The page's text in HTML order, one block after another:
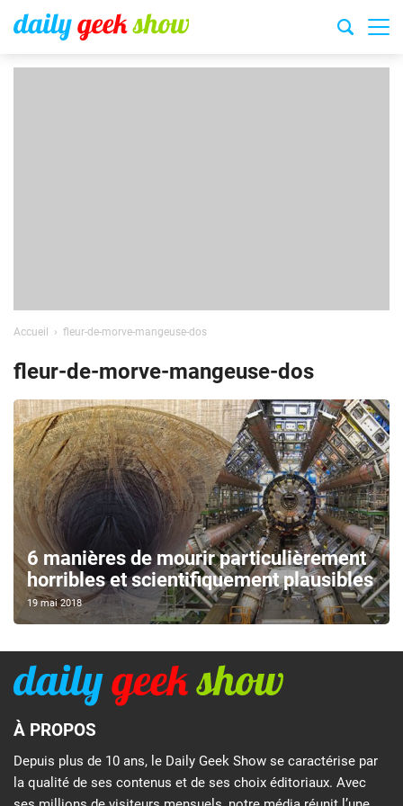
Accueil fleur-de-morve-mangeuse-dos
fleur-de-morve-mangeuse-dos
6 manières de mourir particulièrement
horribles et scientifiquement plausibles
19 mai 2018
À PROPOS
Depuis plus de 10 ans, le Daily Geek Show se caractérise par
la qualité de ses contenus et de ses choix éditoriaux. Avec